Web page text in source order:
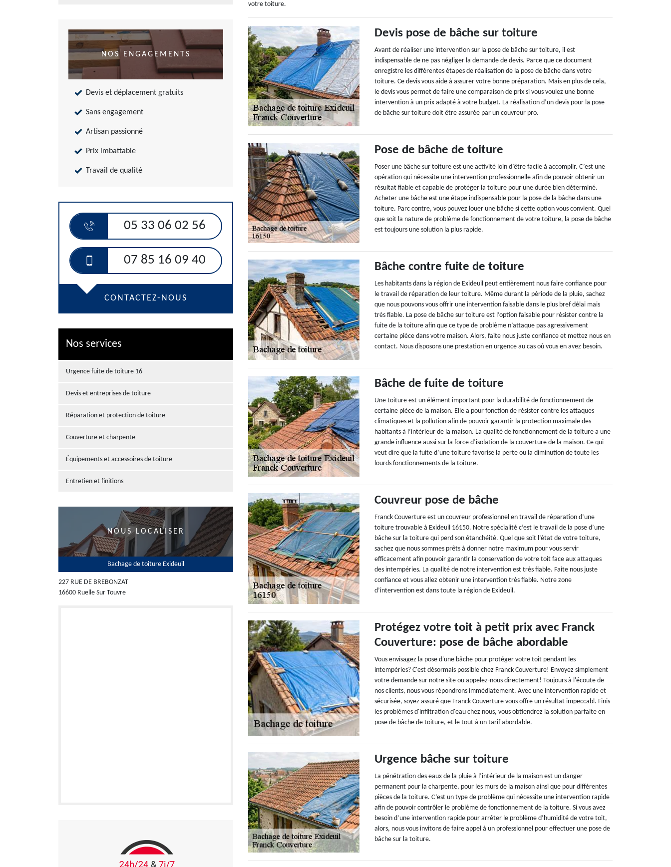
NOS ENGAGEMENTS
Devis et déplacement gratuits
Sans engagement
Artisan passionné
Prix imbattable
Travail de qualité
05 33 06 02 56
07 85 16 09 40
CONTACTEZ-NOUS
Nos services
Urgence fuite de toiture 16
Devis et entreprises de toiture
Réparation et protection de toiture
Couverture et charpente
Équipements et accessoires de toiture
Entretien et finitions
NOUS LOCALISER
Bachage de toiture Exideuil
227 RUE DE BREBONZAT
16600 Ruelle Sur Touvre
votre toiture.
Devis pose de bâche sur toiture
Avant de réaliser une intervention sur la pose de bâche sur toiture, il est
indispensable de ne pas négliger la demande de devis. Parce que ce document
enregistre les différentes étapes de réalisation de la pose de bâche dans votre
toiture. Ce devis vous aide à assurer votre bonne préparation. Mais en plus de cela,
le devis vous permet de faire une comparaison de prix si vous voulez une bonne
intervention à un prix adapté à votre budget. La réalisation d’un devis pour la pose
de bâche sur toiture doit être assurée par un couvreur pro.
Pose de bâche de toiture
Poser une bâche sur toiture est une activité loin d’être facile à accomplir. C’est une
opération qui nécessite une intervention professionnelle afin de pouvoir obtenir un
résultat fiable et capable de protéger la toiture pour une durée bien déterminé.
Acheter une bâche est une étape indispensable pour la pose de la bâche dans une
toiture. Parc contre, vous pouvez louer une bâche si cette option vous convient. Quel
que soit la nature de problème de fonctionnement de votre toiture, la pose de bâche
est toujours une solution la plus rapide.
Bâche contre fuite de toiture
Les habitants dans la région de Exideuil peut entièrement nous faire confiance pour
le travail de réparation de leur toiture. Même durant la période de la pluie, sachez
que nous pouvons vous offrir une intervention faisable dans le plus bref délai mais
très fiable. La pose de bâche sur toiture est l’option faisable pour résister contre la
fuite de la toiture afin que ce type de problème n’attaque pas agressivement
certaine pièce dans votre maison. Alors, faite nous juste confiance et mettez nous en
contact. Nous disposons une prestation en urgence au cas où vous en avez besoin.
Bâche de fuite de toiture
Une toiture est un élément important pour la durabilité de fonctionnement de
certaine pièce de la maison. Elle a pour fonction de résister contre les attaques
climatiques et la pollution afin de pouvoir garantir la protection maximale des
habitants à l’intérieur de la maison. La qualité de fonctionnement de la toiture a une
grande influence aussi sur la force d’isolation de la couverture de la maison. Ce qui
veut dire que la fuite d’une toiture favorise la perte ou la diminution de toute les
lourds fonctionnements de la toiture.
Couvreur pose de bâche
Franck Couverture est un couvreur professionnel en travail de réparation d’une
toiture trouvable à Exideuil 16150. Notre spécialité c’est le travail de la pose d’une
bâche sur la toiture qui perd son étanchéité. Quel que soit l’état de votre toiture,
sachez que nous sommes prêts à donner notre maximum pour vous servir
efficacement afin pouvoir garantir la conservation de votre toit face aux attaques
des intempéries. La qualité de notre intervention est très fiable. Faite nous juste
confiance et vous allez obtenir une intervention très fiable. Notre zone
d’intervention est dans toute la région de Exideuil.
Protégez votre toit à petit prix avec Franck
Couverture: pose de bâche abordable
Vous envisagez la pose d'une bâche pour protéger votre toit pendant les
intempéries? C'est désormais possible chez Franck Couverture! Envoyez simplement
votre demande sur notre site ou appelez-nous directement! Toujours à l'écoute de
nos clients, nous vous répondrons immédiatement. Avec une intervention rapide et
sécurisée, soyez assuré que Franck Couverture vous offre un résultat impeccabl. Finis
les problèmes d'infiltration d'eau chez nous, vous obtiendrez la solution parfaite en
pose de bâche de toiture, et le tout à un tarif abordable.
Urgence bâche sur toiture
La pénétration des eaux de la pluie à l’intérieur de la maison est un danger
permanent pour la charpente, pour les murs de la maison ainsi que pour différentes
pièces de la toiture. C’est un type de problème qui nécessite une intervention rapide
afin de pouvoir contrôler le problème de fonctionnement de la toiture. Si vous avez
besoin d’une intervention rapide pour arrêter le problème d’humidité de votre toit,
alors, nous vous invitons de faire appel à un professionnel pour effectuer une pose de
bâche sur la toiture.